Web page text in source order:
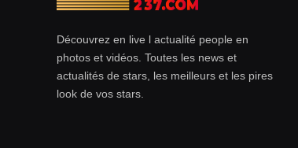
Découvrez en live l actualité people en
photos et vidéos. Toutes les news et
actualités de stars, les meilleurs et les pires
look de vos stars.